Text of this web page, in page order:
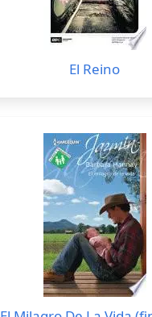
El Reino